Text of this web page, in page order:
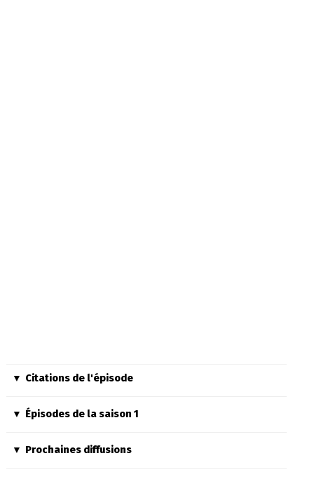
Citations de l'épisode
Épisodes de la saison 1
Prochaines diffusions